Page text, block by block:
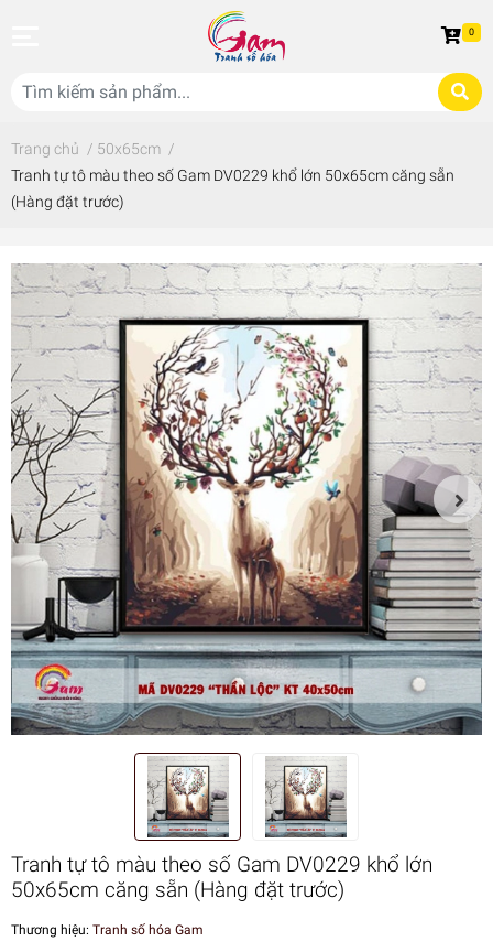
0
Trang chủ / 50x65cm /
Tranh tự tô màu theo số Gam DV0229 khổ lớn 50x65cm căng sẵn
(Hàng đặt trước)
Tranh tự tô màu theo số Gam DV0229 khổ lớn
50x65cm căng sẵn (Hàng đặt trước)
Thương hiệu: Tranh số hóa Gam